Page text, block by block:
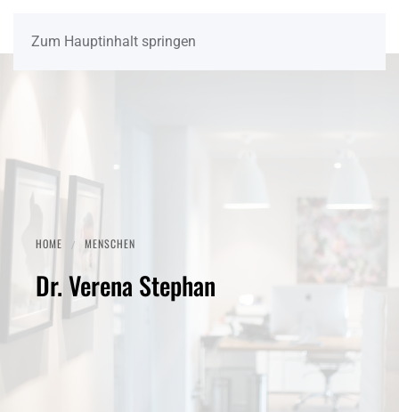
Zum Hauptinhalt springen
HOME MENSCHEN
Dr. Verena Stephan